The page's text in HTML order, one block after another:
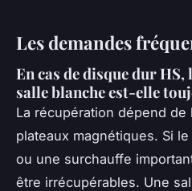
Les demandes
En cas de disque dur
salle blanche est-elle
La récupération dépend de
plateaux magnétiques. Si
ou une surchauffe
être irrécupérables. Une